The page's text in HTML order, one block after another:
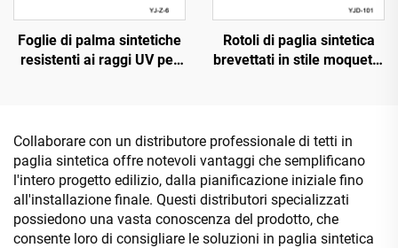
Foglie di palma sintetiche
resistenti ai raggi UV per
Rotoli di paglia sintetica
brevettati in stile moquette
Collaborare con un distributore professionale di tetti in
paglia sintetica offre notevoli vantaggi che semplificano
l'intero progetto edilizio, dalla pianificazione iniziale fino
all'installazione finale. Questi distributori specializzati
possiedono una vasta conoscenza del prodotto, che
consente loro di consigliare le soluzioni in paglia sintetica